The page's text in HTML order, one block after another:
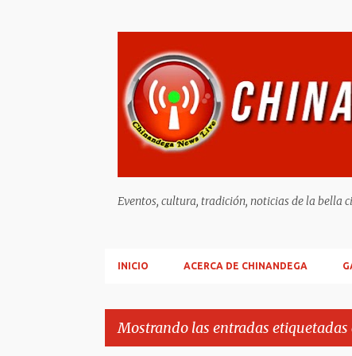
Eventos, cultura, tradición, noticias de la bella
INICIO ACERCA DE CHINANDEGA
Mostrando las entradas etiquetadas